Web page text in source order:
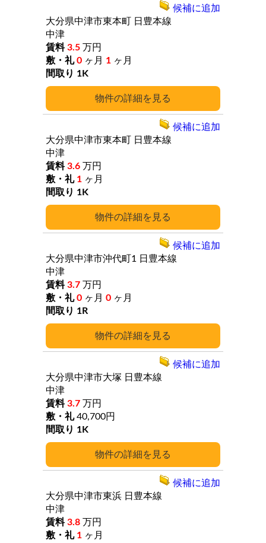
詳細
大分県中津市東本町
日豊本線
中津
3.5 万円
0 ヶ月 1 ヶ月
1K
候補に追加
詳細
大分県中津市東本町
日豊本線
中津
3.6 万円
1 ヶ月
1K
候補に追加
詳細
大分県中津市沖代町1
日豊本線
中津
3.7 万円
0 ヶ月 0 ヶ月
1R
候補に追加
詳細
大分県中津市大塚 日豊本線
中津
3.7 万円
40,700円
1K
候補に追加
大分県中津市東浜 日豊本線
中津
3.8 万円
1 ヶ月
候補に追加